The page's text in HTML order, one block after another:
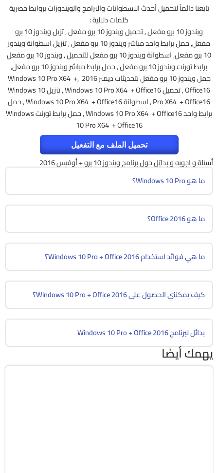
تابعنا دائماً لتحميل أحدث الاسطوانات والبرامج والويندوزات بروابط حصرية
كلمات دلالية :
ويندوز 10 برو مفعل , تحميل ويندوز 10 برو مفعل , تزيل ويندوز 10 برو
مفعل, حمل برابط واحد مباشر ويندوز 10 برو مفعل , تنزيل اسطوانة ويندوز
10 برو مفعل, اسطوانة ويندوز 10 برو مفعل للتحميل , ويندوز 10 برو مفعل
برابط تورنت ويندوز 10 برو مفعل , حمل برابط مباشر ويندوز 10 برو مفعل,
حمل ويندوز 10 برو مفعل بتحديثات ديمبر 2016 ,Windows 10 Pro X64 +
Office16 , تحميل Windows 10 Pro X64 + Office16 , تنزيل Windows 10
Pro X64 + Office16 , اسطوانة Windows 10 Pro X64 + Office16 , حمل
برابط واحد Windows 10 Pro X64 + Office16 , حمل برابط تورنت Windows
10 Pro X64 + Office16
تحميل الملف مع التفعيل
أسئلة و اجوبه و بدايْل حول برنامج ويندوز 10 برو + أوفيس 2016
ما هو Windows 10 Pro؟
ما هو Office 2016؟
ما هي فوائد استخدام Windows 10 Pro + Office 2016؟
كيف يمكنني الحصول على Windows 10 Pro + Office 2016؟
بدائل لبرنامج Windows 10 Pro + Office 2016
يهمك أيضًا